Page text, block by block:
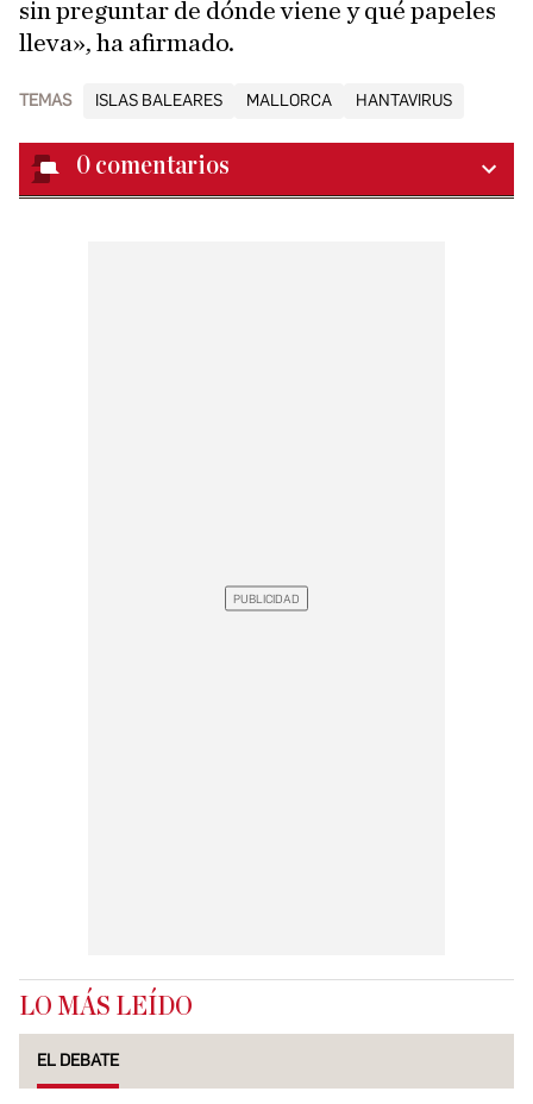
sin preguntar de dónde viene y qué papeles
lleva», ha afirmado.
TEMAS ISLAS BALEARES MALLORCA HANTAVIRUS
0 comentarios
LO MÁS LEÍDO
EL DEBATE